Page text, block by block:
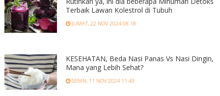
Terbaik Lawan Kolestrol di Tubuh
JUMAT, 22 NOV 2024 08:18
KESEHATAN, Beda Nasi Panas Vs Nasi Dingin,
Mana yang Lebih Sehat?
SENIN, 11 NOV 2024 11:43